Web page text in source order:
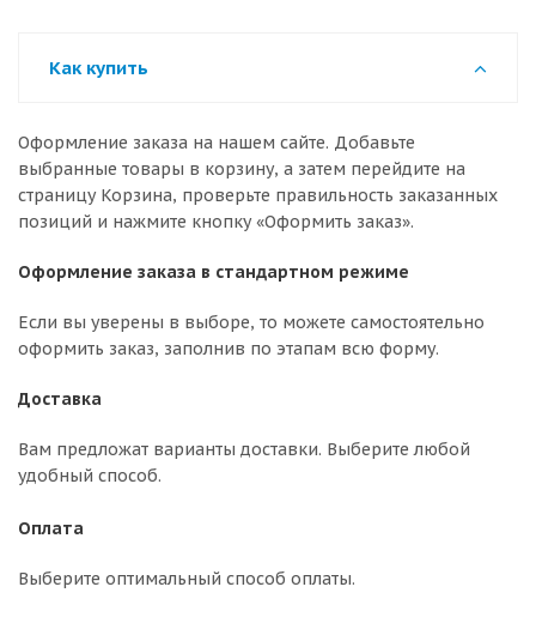
Как купить
Оформление заказа на нашем сайте. Добавьте
выбранные товары в корзину, а затем перейдите на
страницу Корзина, проверьте правильность заказанных
позиций и нажмите кнопку «Оформить заказ».
Оформление заказа в стандартном режиме
Если вы уверены в выборе, то можете самостоятельно
оформить заказ, заполнив по этапам всю форму.
Доставка
Вам предложат варианты доставки. Выберите любой
удобный способ.
Оплата
Выберите оптимальный способ оплаты.